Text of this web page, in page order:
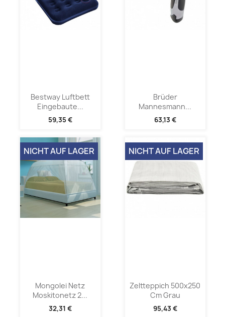
Bestway Luftbett
Eingebaute...
59,35 €
Brüder
Mannesmann...
63,13 €
Mongolei Netz
Moskitonetz 2...
32,31 €
NICHT AUF LAGER
Zeltteppich 500x250
Cm Grau
95,43 €
NICHT AUF LAGER